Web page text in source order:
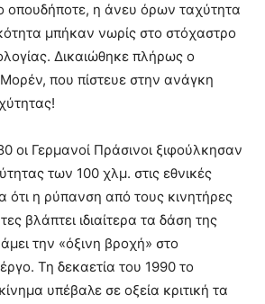
η άνευ όρων ταχύτητα
μπήκαν νωρίς στο στόχαστρο
Δικαιώθηκε πλήρως ο
που πίστευε στην ανάγκη
οι Γερμανοί Πράσινοι ξιφούλκησαν
των 100 χλμ. στις εθνικές
ότι η ρύπανση από τους κινητήρες
βλάπτει ιδιαίτερα τα δάση της
την «όξινη βροχή» στο
Τη δεκαετία του 1990 το
υπέβαλε σε οξεία κριτική τα